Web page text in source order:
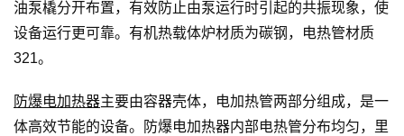
油泵橇分开布置，有效防止由泵运行时引起的共振现象，使
设备运行更可靠。有机热载体炉材质为碳钢，电热管材质
321。
防爆电加热器主要由容器壳体，电加热管两部分组成，是一
体高效节能的设备。防爆电加热器内部电热管分布均匀，里